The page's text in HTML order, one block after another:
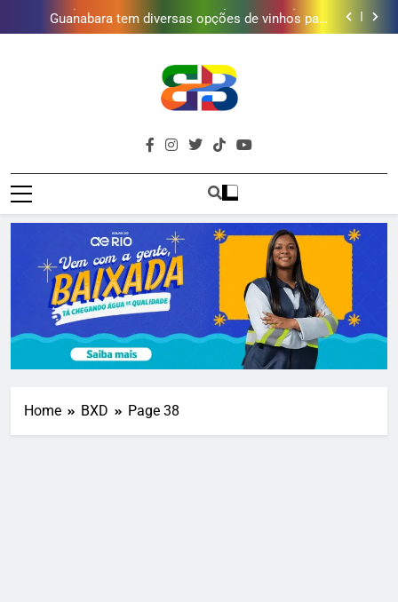
tratamento reforça abastecimento de água
Guanabara tem diversas opções de vinhos para
presentear o seu pai. Descubra como escolher o que
Gastro Samba reúne Nosso Sentimento e Gustavo
Golfe e fortalece projeto que atende 140 crianças
Duque de Caxias: modernização de estação de
tratamento reforça abastecimento de água
Guanabara tem diversas opções de vinhos para
presentear o seu pai. Descubra como escolher o que
mais combina com ele
Gastro Samba reúne Nosso Sentimento e Gustavo
Lins em Nova Iguaçu neste fim de semana
Brava
Baixada
Baixada Fluminense Em Destaque!
Home BXD Page 38